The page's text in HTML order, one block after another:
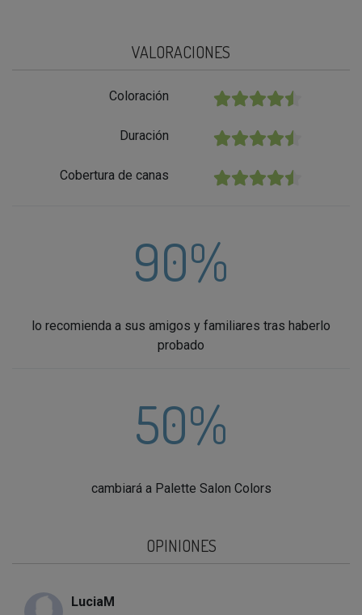
VALORACIONES
Coloración ★★★★★
Duración ★★★★★
Cobertura de canas ★★★★★
90%
lo recomienda a sus amigos y familiares tras haberlo
probado
50%
cambiará a Palette Salon Colors
OPINIONES
LuciaM